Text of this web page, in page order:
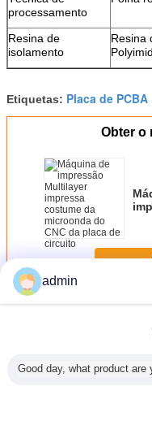
processamento
Resina de
isolamento
Resina
Etiquetas: Placa de PCBA
Obter o
MaisPcb dupla face
admin
Good day, what product are